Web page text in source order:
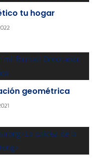
tu hogar
geométrica